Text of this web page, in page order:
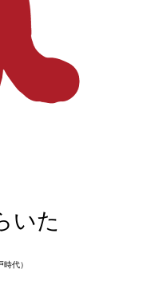
いた
代）